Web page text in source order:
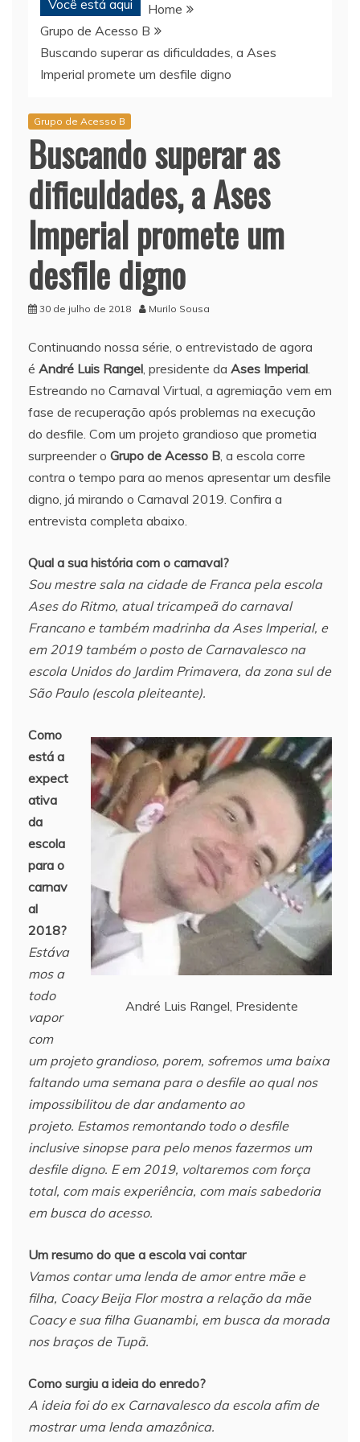
Você está aqui
Home
Grupo de Acesso B
Buscando superar as dificuldades, a Ases
Imperial promete um desfile digno
Grupo de Acesso B
Buscando superar as
dificuldades, a Ases
Imperial promete um
desfile digno
30 de julho de 2018 Murilo Sousa
Continuando nossa série, o entrevistado de agora
é André Luis Rangel, presidente da Ases Imperial.
Estreando no Carnaval Virtual, a agremiação vem em
fase de recuperação após problemas na execução
do desfile. Com um projeto grandioso que prometia
surpreender o Grupo de Acesso B, a escola corre
contra o tempo para ao menos apresentar um desfile
digno, já mirando o Carnaval 2019. Confira a
entrevista completa abaixo.
Qual a sua história com o carnaval?
Sou mestre sala na cidade de Franca pela escola
Ases do Ritmo, atual tricampeã do carnaval
Francano e também madrinha da Ases Imperial, e
em 2019 também o posto de Carnavalesco na
escola Unidos do Jardim Primavera, da zona sul de
São Paulo (escola pleiteante).
André Luis Rangel, Presidente
Como
está a
expect
ativa
da
escola
para o
carnav
al
2018?
Estáva
mos a
todo
vapor
com
um projeto grandioso, porem, sofremos uma baixa
faltando uma semana para o desfile ao qual nos
impossibilitou de dar andamento ao
projeto. Estamos remontando todo o desfile
inclusive sinopse para pelo menos fazermos um
desfile digno. E em 2019, voltaremos com força
total, com mais experiência, com mais sabedoria
em busca do acesso.
Um resumo do que a escola vai contar
Vamos contar uma lenda de amor entre mãe e
filha, Coacy Beija Flor mostra a relação da mãe
Coacy e sua filha Guanambi, em busca da morada
nos braços de Tupã.
Como surgiu a ideia do enredo?
A ideia foi do ex Carnavalesco da escola afim de
mostrar uma lenda amazônica.